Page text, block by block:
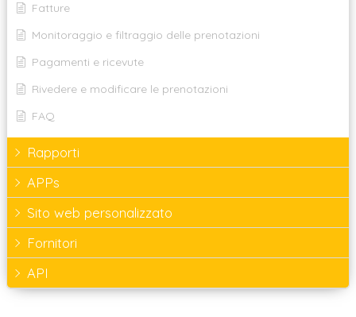
Fatture
Monitoraggio e filtraggio delle prenotazioni
Pagamenti e ricevute
Rivedere e modificare le prenotazioni
FAQ
Rapporti
APPs
Sito web personalizzato
Fornitori
API